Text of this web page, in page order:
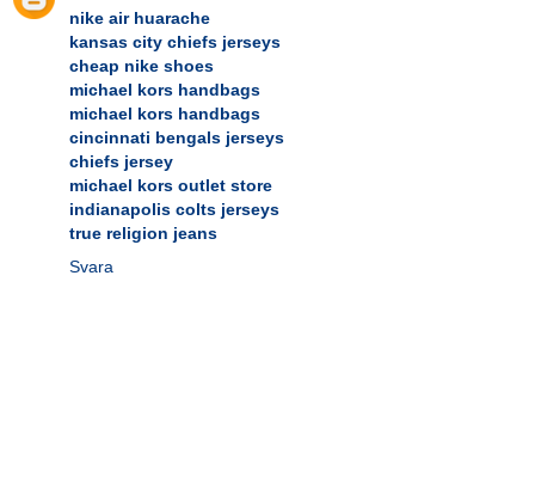
nike air huarache
kansas city chiefs jerseys
cheap nike shoes
michael kors handbags
michael kors handbags
cincinnati bengals jerseys
chiefs jersey
michael kors outlet store
indianapolis colts jerseys
true religion jeans
Svara